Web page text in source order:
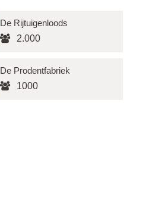
De Rijtuigenloods
2.000
De Prodentfabriek
1000